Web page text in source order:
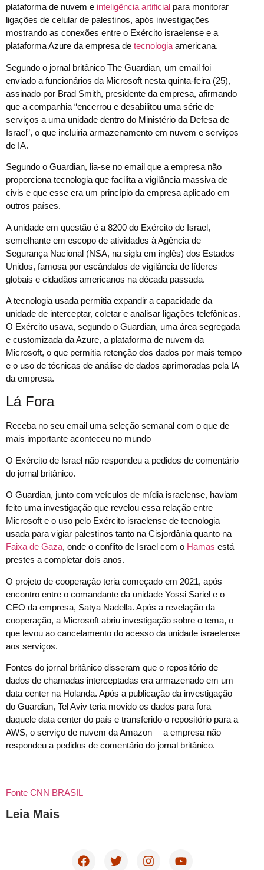
plataforma de nuvem e inteligência artificial para monitorar
ligações de celular de palestinos, após investigações
mostrando as conexões entre o Exército israelense e a
plataforma Azure da empresa de tecnologia americana.
Segundo o jornal britânico The Guardian, um email foi
enviado a funcionários da Microsoft nesta quinta-feira (25),
assinado por Brad Smith, presidente da empresa, afirmando
que a companhia “encerrou e desabilitou uma série de
serviços a uma unidade dentro do Ministério da Defesa de
Israel”, o que incluiria armazenamento em nuvem e serviços
de IA.
Segundo o Guardian, lia-se no email que a empresa não
proporciona tecnologia que facilita a vigilância massiva de
civis e que esse era um princípio da empresa aplicado em
outros países.
A unidade em questão é a 8200 do Exército de Israel,
semelhante em escopo de atividades à Agência de
Segurança Nacional (NSA, na sigla em inglês) dos Estados
Unidos, famosa por escândalos de vigilância de líderes
globais e cidadãos americanos na década passada.
A tecnologia usada permitia expandir a capacidade da
unidade de interceptar, coletar e analisar ligações telefônicas.
O Exército usava, segundo o Guardian, uma área segregada
e customizada da Azure, a plataforma de nuvem da
Microsoft, o que permitia retenção dos dados por mais tempo
e o uso de técnicas de análise de dados aprimoradas pela IA
da empresa.
Lá Fora
Receba no seu email uma seleção semanal com o que de
mais importante aconteceu no mundo
O Exército de Israel não respondeu a pedidos de comentário
do jornal britânico.
O Guardian, junto com veículos de mídia israelense, haviam
feito uma investigação que revelou essa relação entre
Microsoft e o uso pelo Exército israelense de tecnologia
usada para vigiar palestinos tanto na Cisjordânia quanto na
Faixa de Gaza, onde o conflito de Israel com o Hamas está
prestes a completar dois anos.
O projeto de cooperação teria começado em 2021, após
encontro entre o comandante da unidade Yossi Sariel e o
CEO da empresa, Satya Nadella. Após a revelação da
cooperação, a Microsoft abriu investigação sobre o tema, o
que levou ao cancelamento do acesso da unidade israelense
aos serviços.
Fontes do jornal britânico disseram que o repositório de
dados de chamadas interceptadas era armazenado em um
data center na Holanda. Após a publicação da investigação
do Guardian, Tel Aviv teria movido os dados para fora
daquele data center do país e transferido o repositório para a
AWS, o serviço de nuvem da Amazon —a empresa não
respondeu a pedidos de comentário do jornal britânico.
Fonte CNN BRASIL
Leia Mais